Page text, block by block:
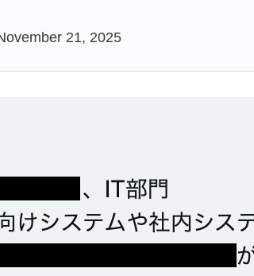
21, 2025